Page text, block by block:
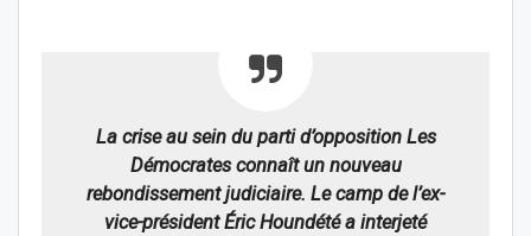
La crise au sein du parti d’opposition Les
Démocrates connaît un nouveau
rebondissement judiciaire. Le camp de l’ex-
vice-président Éric Houndété a interjeté